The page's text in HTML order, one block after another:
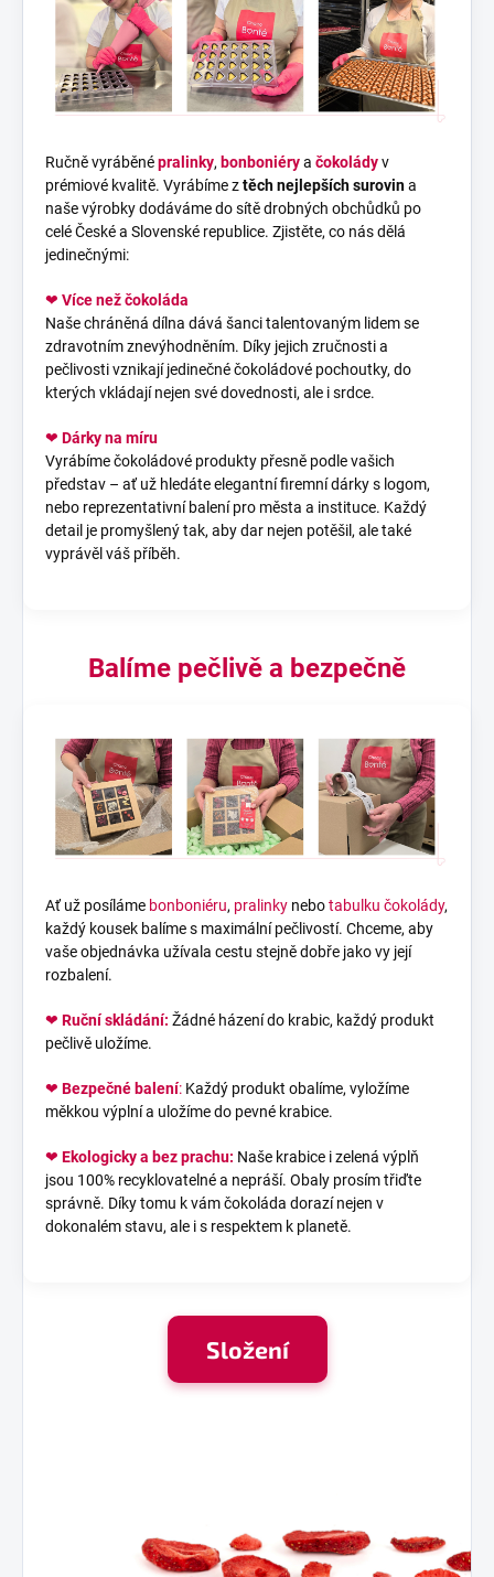
Ručně vyráběnépralinky, bonboniérya čokoládyv
prémiové kvalitě. Vyrábíme ztěch nejlepších surovina
naše výrobky dodáváme do sítě drobných obchůdků po
celé České a Slovenské republice. Zjistěte, co nás dělá
jedinečnými:
❤ Více než čokoláda
Naše chráněná dílna dává šanci talentovaným lidem se
zdravotním znevýhodněním. Díky jejich zručnosti a
pečlivosti vznikají jedinečné čokoládové pochoutky, do
kterých vkládají nejen své dovednosti, ale i srdce.
❤ Dárky na míru
Vyrábíme čokoládové produkty přesně podle vašich
představ – ať už hledáte elegantní firemní dárky s logom,
nebo reprezentativní balení pro města a instituce. Každý
detail je promyšlený tak, aby dar nejen potěšil, ale také
vyprávěl váš příběh.
Balíme pečlivě a bezpečně
Ať už posíláme bonboniéru, pralinky nebotabulku čokolády,
každý kousek balíme s maximální pečlivostí. Chceme, aby
vaše objednávka užívala cestu stejně dobře jako vy její
rozbalení.
❤ Ruční skládání: Žádné házení do krabic, každý produkt
pečlivě uložíme.
❤ Bezpečné balení: Každý produkt obalíme, vyložíme
měkkou výplní a uložíme do pevné krabice.
❤ Ekologicky a bez prachu: Naše krabice i zelená výplň
jsou 100% recyklovatelné a nepráší. Obaly prosím třiďte
správně. Díky tomu k vám čokoláda dorazí nejen v
dokonalém stavu, ale i s respektem k planetě.
Složení